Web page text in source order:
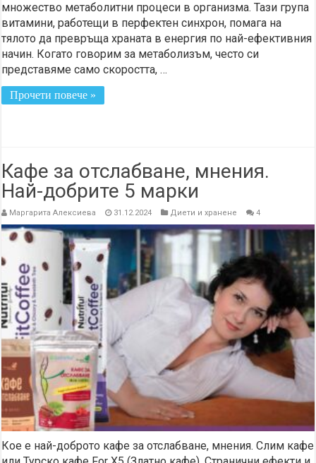
множество метаболитни процеси в организма. Тази група
витамини, работещи в перфектен синхрон, помага на
тялото да превръща храната в енергия по най-ефективния
начин. Когато говорим за метаболизъм, често си
представяме само скоростта, …
Прочети повече »
Кафе за отслабване, мнения.
Най-добрите 5 марки
Маргарита Алексиева 31.12.2024 Диети и хранене 4
Кое е най-доброто кафе за отслабване, мнения. Слим кафе